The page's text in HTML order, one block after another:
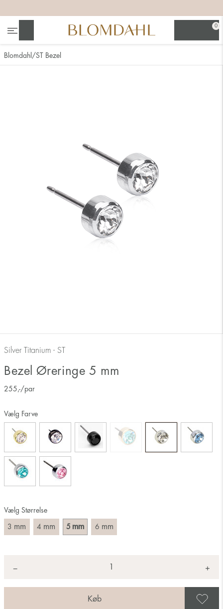
0
Blomdahl ST Bezel
Silver Titanium - ST
Bezel Øreringe 5 mm
255 ,-/par
Vælg Størrelse
3 mm 4 mm 5 mm 6 mm
Vælg Farve
− +